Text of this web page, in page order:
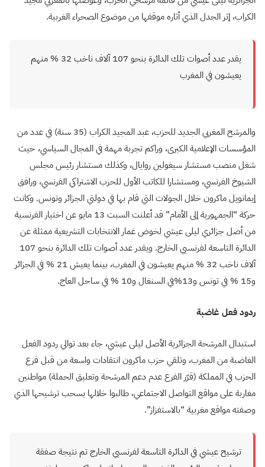
الكراب، إثر الجدل الذي أثاره موقفها من موضوع الصحراء الغربية.
يقدر عدد أصوات تلك الدائرة بنحو 107 آلاف ناخب 32 % منهم
يعيشون في المغرب
والمرشح المغربي الجديد للحزب، عبد المجيد الكراب (35 سنة) في عدد من
المؤسسات الإعلامية الكبرى، وراكم تجربة مهمة في المجال السياسي، حيث
شغل منصب مستشار سيغولين روايال، وكذلك مستشار رئيس مجلس
الشيوخ الفرنسي، ومستشارا للكاتب الأول للحزب الاشتراكي الفرنسي، ورافق
إيمانويل ماكرون خلال الجولات التي قام بها في دولتي الجزائر وتونس. وكانت
حركة “الجمهورية إلى الأمام” قد أعلنت السبت 13 مايو عن اختيار الفرنسية
من أصل جزائري ليلى عيشي لخوض غمار الانتخابات التشريعية ممثلة عن
الدائرة التاسعة لفرنسيي الخارج. ويقدر عدد أصوات تلك الدائرة بنحو 107
آلاف ناخب 32
% منهم يعيشون في المغرب، بينما يعيش 21 % في الجزائر
و15
% في تونس و13 %في السنغال و10 % في ساحل العاج.
ردود فعل غاضبة
استبدال المرشحة الجزائرية الأصل ليلى عيشي، جاء بعد توالي ردود الفعل
الغاضبة من المغرب، وتلقي حزب ماكرون انتقادات واسعة من قبل فرع
الحزب في المملكة (قرّر الفرع عدم دعم المرشحة وتعليق الحملة) مواطنين
مغاربة على مواقع التواصل الاجتماعي، طالبوا خلالها بسحب ترشيحها الذي
وصفته مواقع مغربية “بالاستفزاز”.
ترشيح عيشي في الدائرة التاسعة لفرنسيي الخارج تم نتيجة صفقة